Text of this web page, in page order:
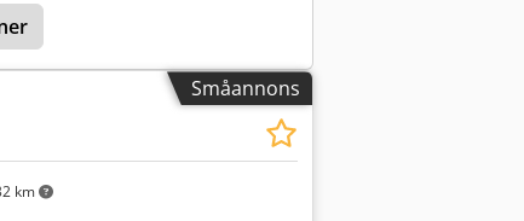
Småannons
km